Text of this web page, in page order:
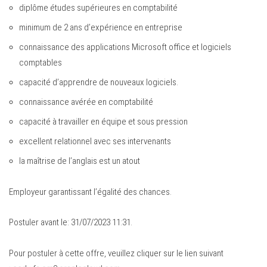
diplôme études supérieures en comptabilité
minimum de 2 ans d’expérience en entreprise
connaissance des applications Microsoft office et logiciels
comptables
capacité d’apprendre de nouveaux logiciels.
connaissance avérée en comptabilité
capacité à travailler en équipe et sous pression
excellent relationnel avec ses intervenants
la maîtrise de l’anglais est un atout
Employeur garantissant l’égalité des chances.
Postuler avant le: 31/07/2023 11:31.
Pour postuler à cette offre, veuillez cliquer sur le lien suivant